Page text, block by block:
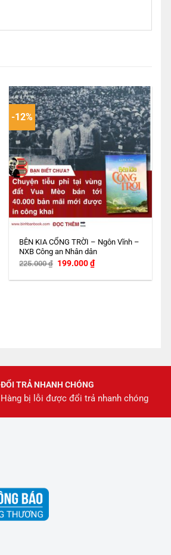
-12%
BÊN KIA CỔNG TRỜI – Ngôn Vĩnh –
NXB Công an Nhân dân
225.000₫ Giá
là:
199.000₫Giá
hiện
tại
ĐỔI TRẢ NHANH CHÓNG
Hàng bị lỗi được đổi trả nhanh chóng